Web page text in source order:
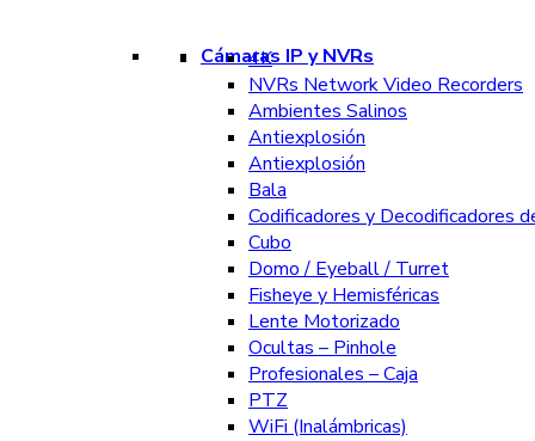
Cámaras IP y NVRs
4K
NVRs Network Video Recorders
Ambientes Salinos
Antiexplosión
Antiexplosión
Bala
Codificadores y Decodificadores
Cubo
Domo / Eyeball / Turret
Fisheye y Hemisféricas
Lente Motorizado
Ocultas – Pinhole
Profesionales – Caja
PTZ
WiFi (Inalámbricas)